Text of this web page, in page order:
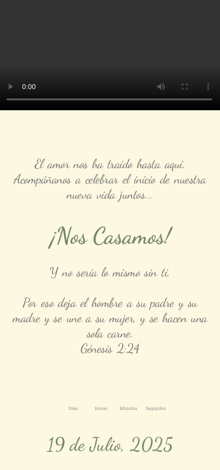
El amor nos ha traído hasta aquí.
Acompáñanos a celebrar el inicio de nuestra
nueva vida juntos...
¡Nos Casamos!
Y no sería lo mismo sin ti.
Por eso deja el hombre a su padre y su
madre y se une a su mujer, y se hacen una
sola carne.
Génesis 2:24
19 de Julio, 2025
Días Horas Minutos Segundos